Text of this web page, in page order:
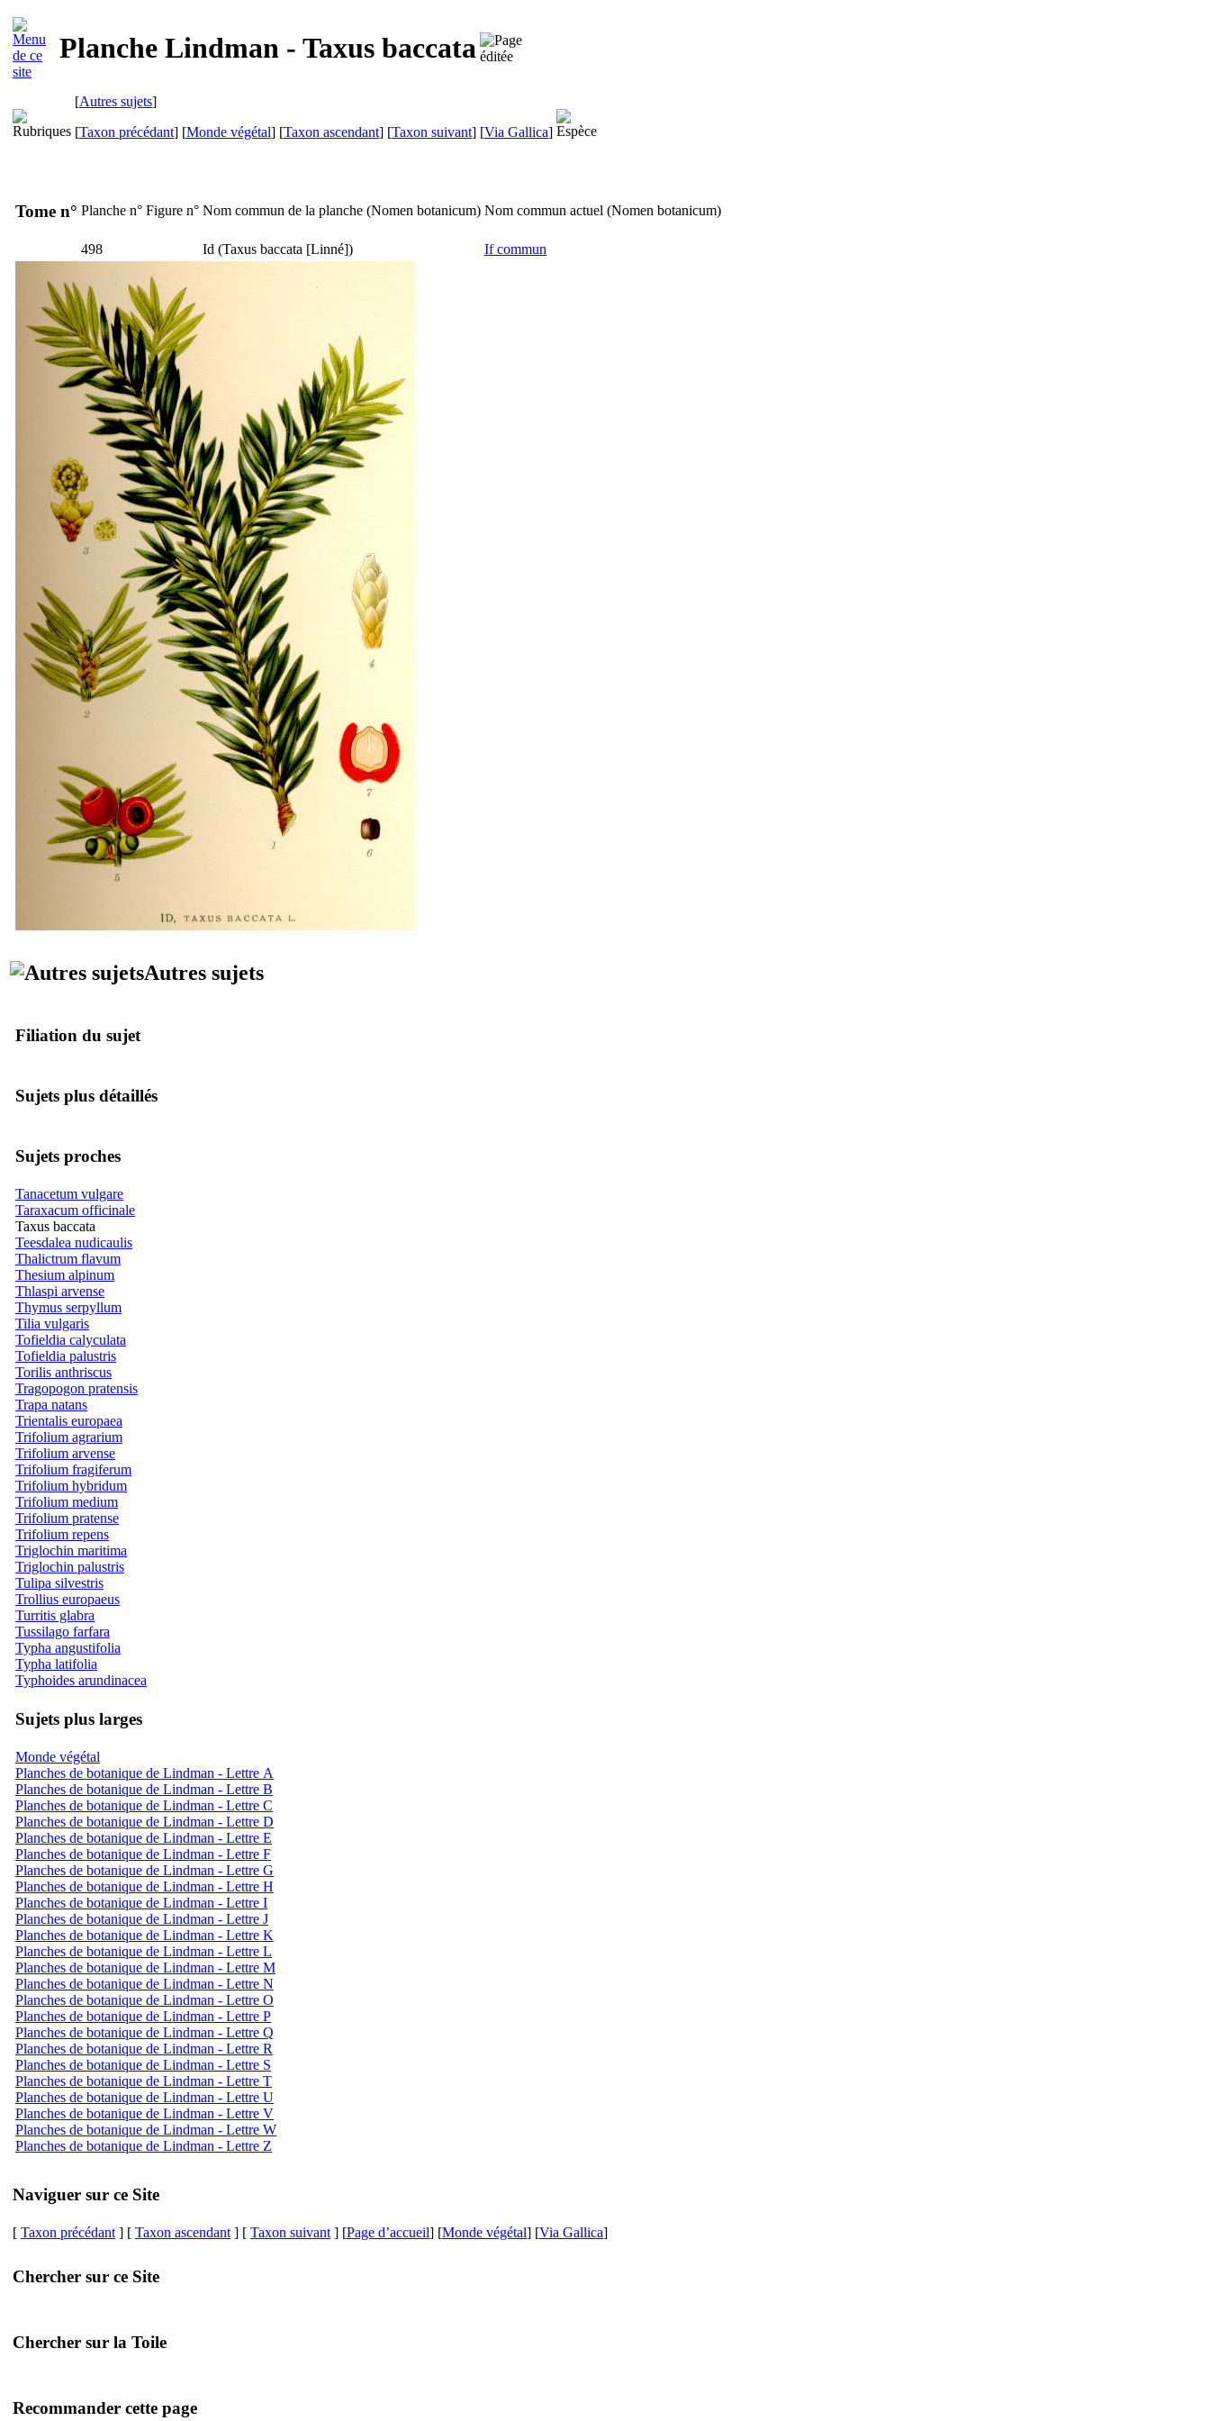
Planche Lindman - Taxus baccata
[Autres sujets]
[Taxon précédant] [Monde végétal] [Taxon ascendant] [Taxon suivant] [Via Gallica]
Tome n° Planche n° Figure n° Nom commun de la planche (Nomen botanicum) Nom commun actuel (Nomen botanicum)
498 Id (Taxus baccata [Linné]) If commun
Autres sujets
Filiation du sujet
Sujets plus détaillés
Sujets proches
Tanacetum vulgare
Taraxacum officinale
Taxus baccata
Teesdalea nudicaulis
Thalictrum flavum
Thesium alpinum
Thlaspi arvense
Thymus serpyllum
Tilia vulgaris
Tofieldia calyculata
Tofieldia palustris
Torilis anthriscus
Tragopogon pratensis
Trapa natans
Trientalis europaea
Trifolium agrarium
Trifolium arvense
Trifolium fragiferum
Trifolium hybridum
Trifolium medium
Trifolium pratense
Trifolium repens
Triglochin maritima
Triglochin palustris
Tulipa silvestris
Trollius europaeus
Turritis glabra
Tussilago farfara
Typha angustifolia
Typha latifolia
Typhoides arundinacea
Sujets plus larges
Monde végétal
Planches de botanique de Lindman - Lettre A
Planches de botanique de Lindman - Lettre B
Planches de botanique de Lindman - Lettre C
Planches de botanique de Lindman - Lettre D
Planches de botanique de Lindman - Lettre E
Planches de botanique de Lindman - Lettre F
Planches de botanique de Lindman - Lettre G
Planches de botanique de Lindman - Lettre H
Planches de botanique de Lindman - Lettre I
Planches de botanique de Lindman - Lettre J
Planches de botanique de Lindman - Lettre K
Planches de botanique de Lindman - Lettre L
Planches de botanique de Lindman - Lettre M
Planches de botanique de Lindman - Lettre N
Planches de botanique de Lindman - Lettre O
Planches de botanique de Lindman - Lettre P
Planches de botanique de Lindman - Lettre Q
Planches de botanique de Lindman - Lettre R
Planches de botanique de Lindman - Lettre S
Planches de botanique de Lindman - Lettre T
Planches de botanique de Lindman - Lettre U
Planches de botanique de Lindman - Lettre V
Planches de botanique de Lindman - Lettre W
Planches de botanique de Lindman - Lettre Z
Naviguer sur ce Site
[ Taxon précédant ] [ Taxon ascendant ] [ Taxon suivant ] [Page d’accueil] [Monde végétal] [Via Gallica]
Chercher sur ce Site
Chercher sur la Toile
Recommander cette page